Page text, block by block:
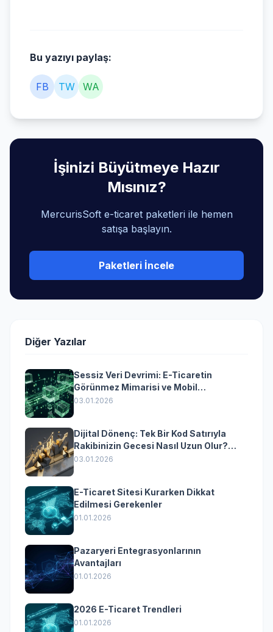
Bu yazıyı paylaş:
FB TW WA
İşinizi Büyütmeye Hazır
Mısınız?
MercurisSoft e-ticaret paketleri ile hemen
satışa başlayın.
Paketleri İncele
Diğer Yazılar
Sessiz Veri Devrimi: E-Ticaretin
Görünmez Mimarisi ve Mobil
Dönüşümün Kurumsal Anahtarı
03.01.2026
Dijital Dönenç: Tek Bir Kod Satırıyla
Rakibinizin Gecesi Nasıl Uzun Olur?
(Kurumsal Yazılımın Güçlü Rolü)
03.01.2026
E-Ticaret Sitesi Kurarken Dikkat
Edilmesi Gerekenler
01.01.2026
Pazaryeri Entegrasyonlarının
Avantajları
01.01.2026
2026 E-Ticaret Trendleri
01.01.2026